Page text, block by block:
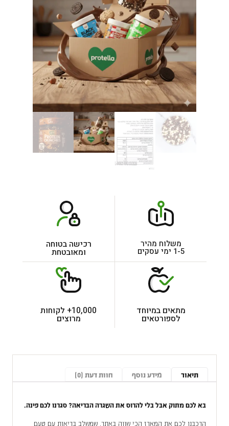
משלוח מהיר
1-5 ימי עסקים
רכישה בטוחה
ומאובטחת
מתאים במיוחד
לספורטאים
10,000+ לקוחות
מרוצים
תיאור מידע נוסף חוות דעת (0)
בא לכם מתוק אבל בלי להרוס את השגרה הבריאה? סגרנו לכם פינה.
הרכבנו לכם את המארז הכי שווה באתר, שמשלב בריאות עם טעם